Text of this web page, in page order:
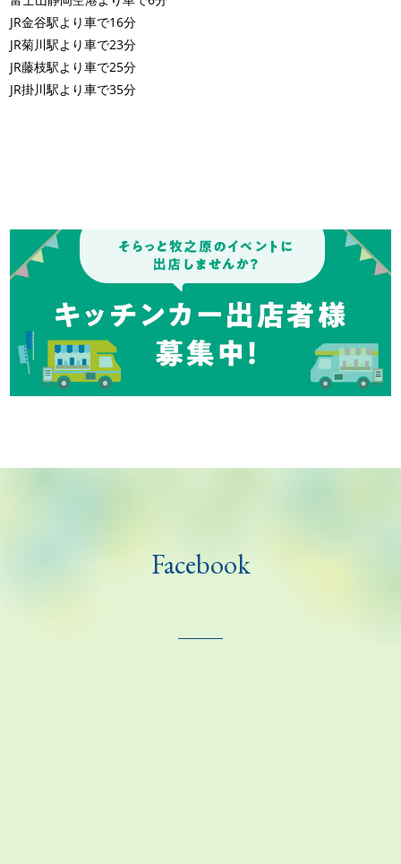
JR金谷駅より車で16分
JR菊川駅より車で23分
JR藤枝駅より車で25分
JR掛川駅より車で35分
Facebook